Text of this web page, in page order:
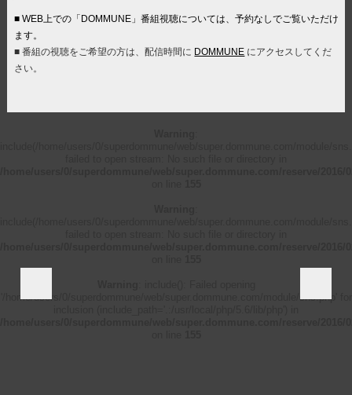
■ WEB上での「DOMMUNE」番組視聴については、予約なしでご覧いただけ
ます。
■ 番組の視聴をご希望の方は、配信時間に DOMMUNE にアクセスしてくだ
さい。
'/home/users/0/superdommune/web/super.dommune.com/module/sns.php' for